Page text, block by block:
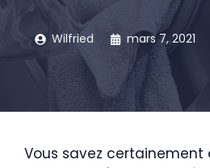
Wilfried mars 7, 2021
Vous savez certainement